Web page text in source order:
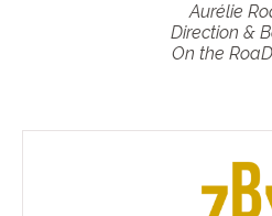
Aurélie
Direction &
On the